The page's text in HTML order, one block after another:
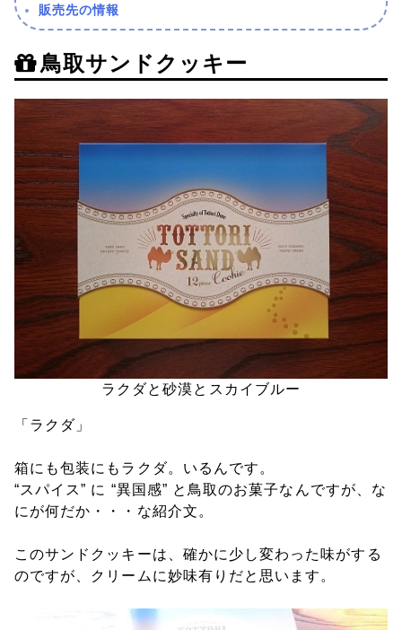
販売先の情報
鳥取サンドクッキー
ラクダと砂漠とスカイブルー
「ラクダ」
箱にも包装にもラクダ。いるんです。
“スパイス” に “異国感” と鳥取のお菓子なんですが、な
にが何だか・・・な紹介文。
このサンドクッキーは、確かに少し変わった味がする
のですが、クリームに妙味有りだと思います。